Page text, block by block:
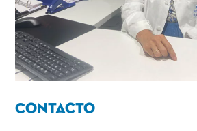
Contacto